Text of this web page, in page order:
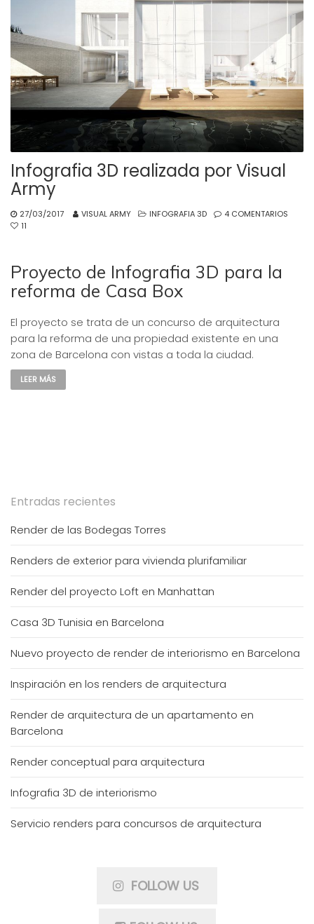
Infografia 3D realizada por Visual
Army
27/03/2017 VISUAL ARMY INFOGRAFIA 3D
4 COMENTARIOS
11
Proyecto de Infografia 3D para la
reforma de Casa Box
El proyecto se trata de un concurso de arquitectura
para la reforma de una propiedad existente en una
zona de Barcelona con vistas a toda la ciudad.
LEER MÁS
Entradas recientes
Render de las Bodegas Torres
Renders de exterior para vivienda plurifamiliar
Render del proyecto Loft en Manhattan
Casa 3D Tunisia en Barcelona
Nuevo proyecto de render de interiorismo en Barcelona
Inspiración en los renders de arquitectura
Render de arquitectura de un apartamento en
Barcelona
Render conceptual para arquitectura
Infografia 3D de interiorismo
Servicio renders para concursos de arquitectura
FOLLOW US